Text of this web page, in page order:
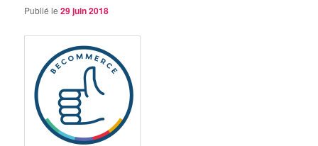
Publié le29 juin 2018